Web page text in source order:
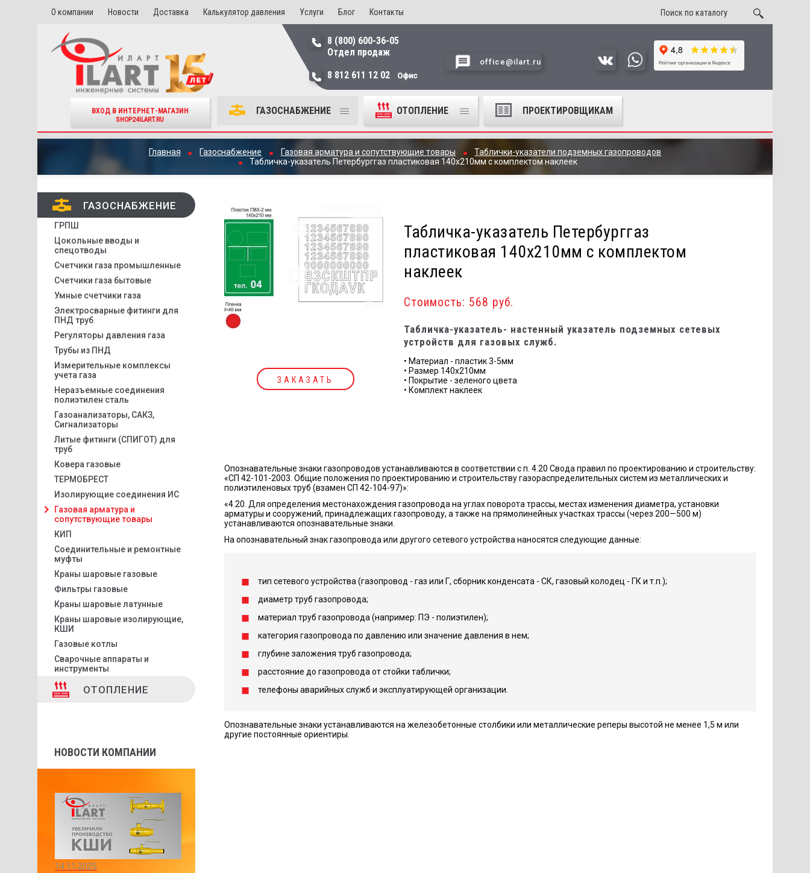
О компании Новости Доставка Калькулятор давления Услуги Блог Контакты
ВХОД В ИНТЕРНЕТ-МАГАЗИН
SHOP24ILART.RU
8 (800) 600-36-05
Отдел продаж
8 812 611 12 02
Офис
office@ilart.ru
ГАЗОСНАБЖЕНИЕ ОТОПЛЕНИЕ ПРОЕКТИРОВЩИКАМ
Главная Газоснабжение Газовая арматура и сопутствующие товары
Таблички-указатели подземных газопроводов
Табличка-указатель Петербурггаз пластиковая 140х210мм с комплектом наклеек
ГАЗОСНАБЖЕНИЕ
ГРПШ
Цокольные вводы и
спецотводы
Счетчики газа промышленные
Счетчики газа бытовые
Умные счетчики газа
Электросварные фитинги для
ПНД труб
Регуляторы давления газа
Трубы из ПНД
Измерительные комплексы
учета газа
Неразъемные соединения
полиэтилен сталь
Газоанализаторы, САКЗ,
Сигнализаторы
Литые фитинги (СПИГОТ) для
труб
Ковера газовые
ТЕРМОБРЕСТ
Изолирующие соединения ИС
Газовая арматура и
сопутствующие товары
КИП
Соединительные и ремонтные
муфты
Краны шаровые газовые
Фильтры газовые
Краны шаровые латунные
Краны шаровые изолирующие,
КШИ
Газовые котлы
Сварочные аппараты и
инструменты
ОТОПЛЕНИЕ
НОВОСТИ КОМПАНИИ
14.11.2025
ЗАКАЗАТЬ
Табличка-указатель Петербурггаз
пластиковая 140х210мм с комплектом
наклеек
Стоимость: 568 руб.
Табличка-указатель- настенный указатель подземных сетевых
устройств для газовых служб.
• Материал - пластик 3-5мм
• Размер 140х210мм
• Покрытие - зеленого цвета
• Комплект наклеек
Опознавательные знаки газопроводов устанавливаются в соответствии с п. 4.20 Свода правил по проектированию и строительству:
«СП 42-101-2003. Общие положения по проектированию и строительству газораспределительных систем из металлических и
полиэтиленовых труб (взамен СП 42-104-97)»:
«4.20. Для определения местонахождения газопровода на углах поворота трассы, местах изменения диаметра, установки
арматуры и сооружений, принадлежащих газопроводу, а также на прямолинейных участках трассы (через 200—500 м)
устанавливаются опознавательные знаки.
На опознавательный знак газопровода или другого сетевого устройства наносятся следующие данные:
тип сетевого устройства (газопровод - газ или Г, сборник конденсата - СК, газовый колодец - ГК и т.п.);
диаметр труб газопровода;
материал труб газопровода (например: ПЭ - полиэтилен);
категория газопровода по давлению или значение давления в нем;
глубине заложения труб газопровода;
расстояние до газопровода от стойки таблички;
телефоны аварийных служб и эксплуатирующей организации.
Опознавательные знаки устанавливаются на железобетонные столбики или металлические реперы высотой не менее 1,5 м или
другие постоянные ориентиры.